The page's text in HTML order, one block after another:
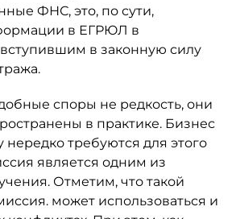
ФНС, это, по сути,
в ЕГРЮЛ в
вступившим в законную силу
споры не редкость, они
в практике. Бизнес
нередко требуются для этого
является одним из
Отметим, что такой
может использоваться и